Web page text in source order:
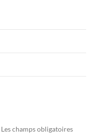
Les champs obligatoires